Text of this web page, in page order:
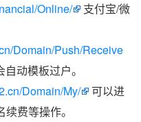
Online/
支付宝/微
Domain/Push/Receive
动模板过户。
Domain/My/
可以进
费等操作。